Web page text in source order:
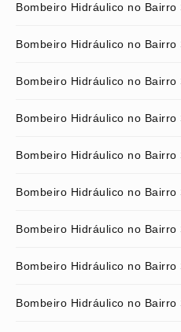
Bombeiro Hidráulico no Bairro
Bombeiro Hidráulico no Bairro
Bombeiro Hidráulico no Bairro
Bombeiro Hidráulico no Bairro
Bombeiro Hidráulico no Bairro
Bombeiro Hidráulico no Bairro
Bombeiro Hidráulico no Bairro
Bombeiro Hidráulico no Bairro
Bombeiro Hidráulico no Bairro